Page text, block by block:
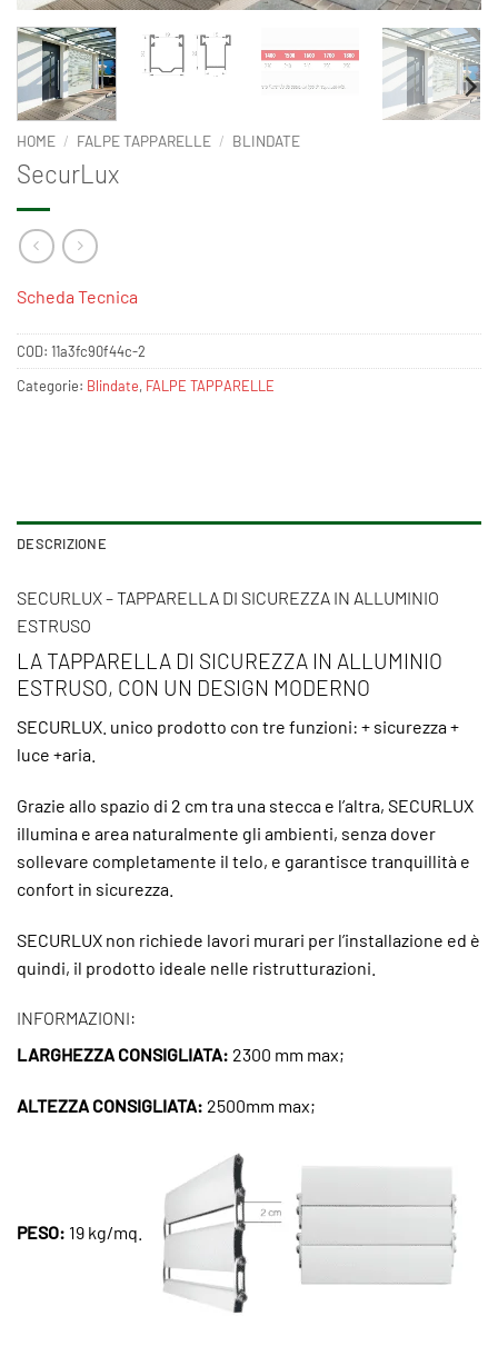
HOME / FALPE TAPPARELLE / BLINDATE
SecurLux
Scheda Tecnica
COD: 11a3fc90f44c-2
Categorie: Blindate, FALPE TAPPARELLE
DESCRIZIONE
SECURLUX – TAPPARELLA DI SICUREZZA IN ALLUMINIO
ESTRUSO
LA TAPPARELLA DI SICUREZZA IN ALLUMINIO
ESTRUSO, CON UN DESIGN MODERNO
SECURLUX. unico prodotto con tre funzioni: + sicurezza +
luce +aria.
Grazie allo spazio di 2 cm tra una stecca e l’altra, SECURLUX
illumina e area naturalmente gli ambienti, senza dover
sollevare completamente il telo, e garantisce tranquillità e
confort in sicurezza.
SECURLUX non richiede lavori murari per l’installazione ed è
quindi, il prodotto ideale nelle ristrutturazioni.
INFORMAZIONI:
LARGHEZZA CONSIGLIATA: 2300 mm max;
ALTEZZA CONSIGLIATA: 2500mm max;
PESO: 19 kg/mq.